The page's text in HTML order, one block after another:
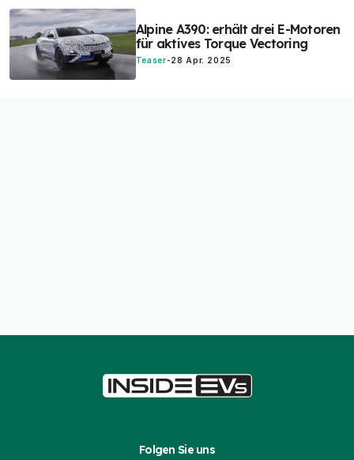
Alpine A390: erhält drei E-Motoren
für aktives Torque Vectoring
Teaser-28 Apr. 2025
Folgen Sie uns